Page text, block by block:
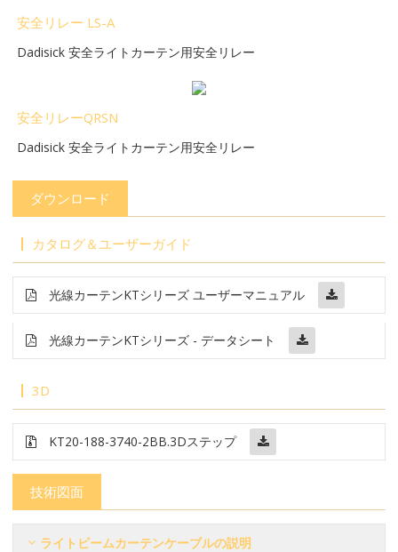
安全リレー LS-A
Dadisick 安全ライトカーテン用安全リレー
安全リレーQRSN
Dadisick 安全ライトカーテン用安全リレー
ダウンロード
カタログ＆ユーザーガイド
光線カーテンKTシリーズ ユーザーマニュアル
光線カーテンKTシリーズ - データシート
3D
KT20-188-3740-2BB.3Dステップ
技術図面
ライトビームカーテンケーブルの説明